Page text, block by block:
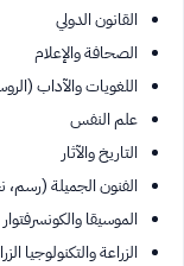
القانون الدولي
الصحافة والإعلام
اللغويات والآداب
علم النفس
التاريخ والآثار
الفنون الجميلة
الموسيقا والكونسرفتوار
الزراعة والتكنولوجيا